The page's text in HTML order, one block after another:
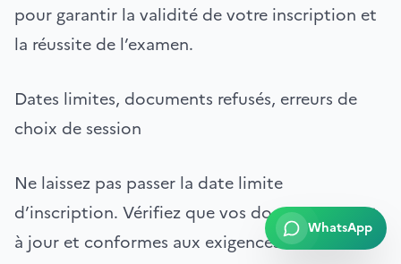
pour garantir la validité de votre inscription et
la réussite de l’examen.
Dates limites, documents refusés, erreurs de
choix de session
Ne laissez pas passer la date limite
d’inscription. Vérifiez que vos documents sont
à jour et conformes aux exigences du centre.
WhatsApp